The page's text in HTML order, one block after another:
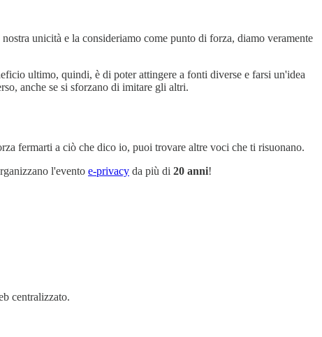
unicità e la consideriamo come punto di forza, diamo veramente
ultimo, quindi, è di poter attingere a fonti diverse e farsi un'idea
anche se si sforzano di imitare gli altri.
fermarti a ciò che dico io, puoi trovare altre voci che ti risuonano.
l'evento e-privacy da più di 20 anni!
centralizzato.